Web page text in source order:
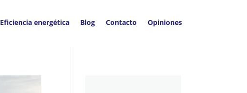
Eficiencia energética Blog Contacto Opiniones